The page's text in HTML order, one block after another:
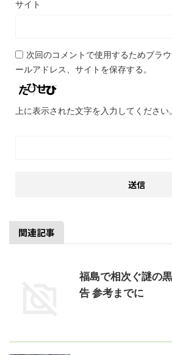
サイト
次回のコメントで使用するためブラ
ールアドレス、サイトを保存する。
上に表示された文字を入力してください。
関連記事
福島で相次ぐ謎の
告 参考までに